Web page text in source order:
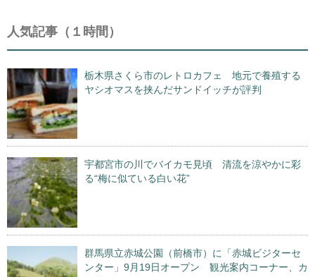
人気記事（１時間）
栃木県さくら市のレトロカフェ 地元で養殖する
ヤシオマスを挟んだサンドイッチが評判
宇都宮市の川でバイカモ見頃 清流を涼やかに彩
る“梅に似ている白い花”
群馬県立赤城公園（前橋市）に「赤城ビジターセ
ンター」9月19日オープン 観光案内コーナー、カ